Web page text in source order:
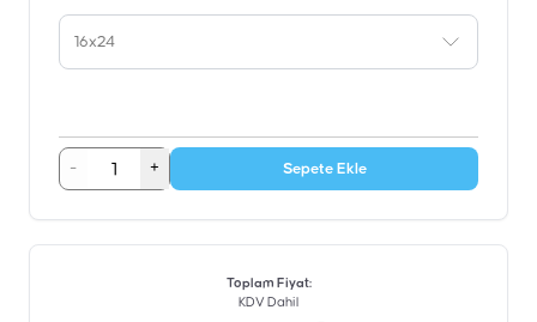
16x24
- + Sepete Ekle
Toplam Fiyat:
KDV Dahil